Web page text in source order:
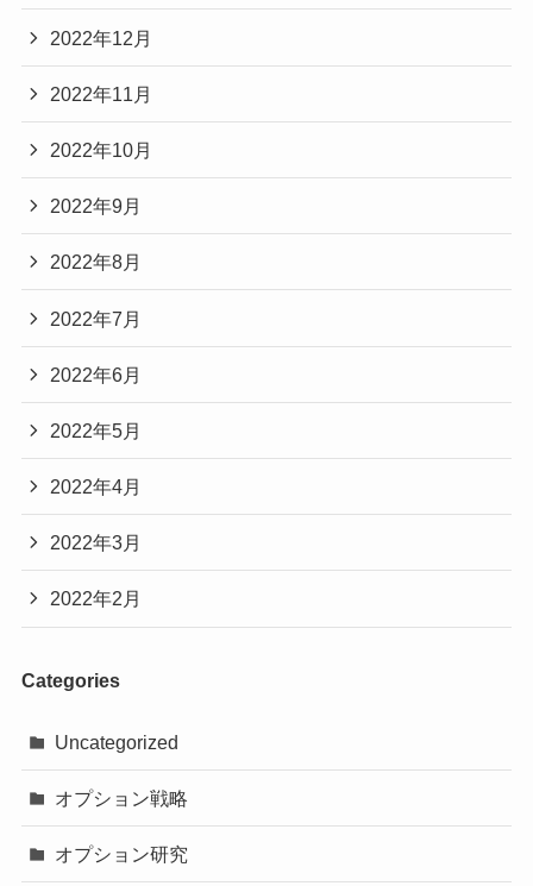
2022年12月
2022年11月
2022年10月
2022年9月
2022年8月
2022年7月
2022年6月
2022年5月
2022年4月
2022年3月
2022年2月
Categories
Uncategorized
オプション戦略
オプション研究